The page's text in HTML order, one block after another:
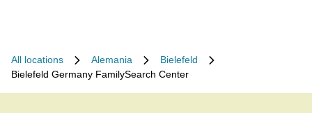
All locations Alemania
Bielefeld
Bielefeld Germany FamilySearch Center